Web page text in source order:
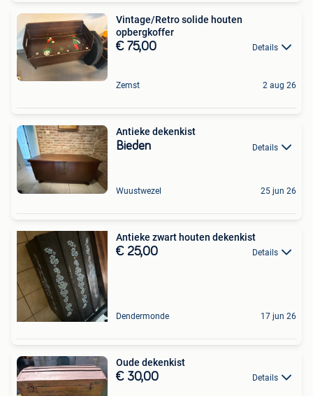
Vintage/Retro solide houten
opbergkoffer
€ 75,00 Details
Zemst 2 aug 26
Antieke dekenkist
Bieden Details
Wuustwezel 25 jun 26
Antieke zwart houten dekenkist
€ 25,00 Details
Dendermonde 17 jun 26
Oude dekenkist
€ 30,00 Details